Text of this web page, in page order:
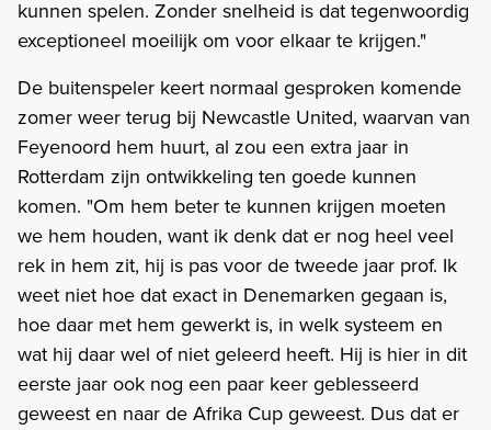
kunnen spelen. Zonder snelheid is dat tegenwoordig
exceptioneel moeilijk om voor elkaar te krijgen."
De buitenspeler keert normaal gesproken komende
zomer weer terug bij Newcastle United, waarvan van
Feyenoord hem huurt, al zou een extra jaar in
Rotterdam zijn ontwikkeling ten goede kunnen
komen. "Om hem beter te kunnen krijgen moeten
we hem houden, want ik denk dat er nog heel veel
rek in hem zit, hij is pas voor de tweede jaar prof. Ik
weet niet hoe dat exact in Denemarken gegaan is,
hoe daar met hem gewerkt is, in welk systeem en
wat hij daar wel of niet geleerd heeft. Hij is hier in dit
eerste jaar ook nog een paar keer geblesseerd
geweest en naar de Afrika Cup geweest. Dus dat er